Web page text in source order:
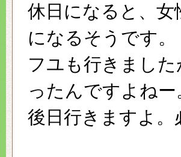
休日になると、
になるそうです。
フユも行きまし
ったんですよねー
後日行きますよ。